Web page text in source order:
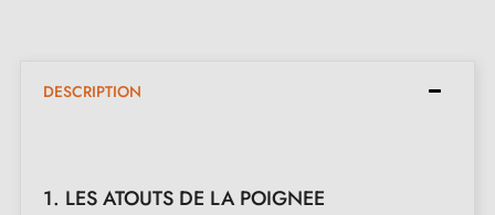
DESCRIPTION
1. LES ATOUTS DE LA POIGNEE